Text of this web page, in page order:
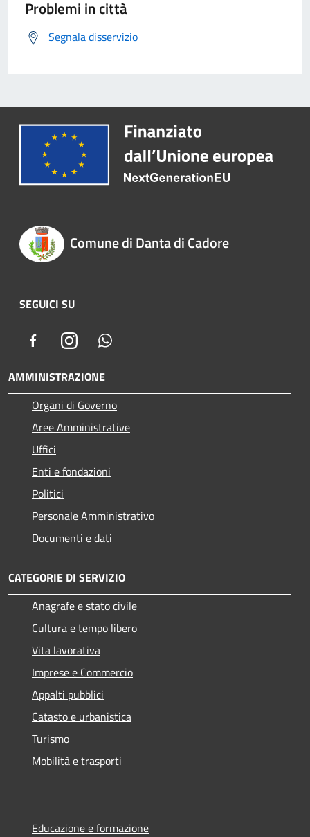
Problemi in città
Segnala disservizio
Comune di Danta di Cadore
SEGUICI SU
FacebookInstagram
AMMINISTRAZIONE
Organi di Governo
Aree Amministrative
Uffici
Enti e fondazioni
Politici
Personale Amministrativo
Documenti e dati
CATEGORIE DI SERVIZIO
Anagrafe e stato civile
Cultura e tempo libero
Vita lavorativa
Imprese e Commercio
Appalti pubblici
Catasto e urbanistica
Turismo
Mobilità e trasporti
Educazione e formazione